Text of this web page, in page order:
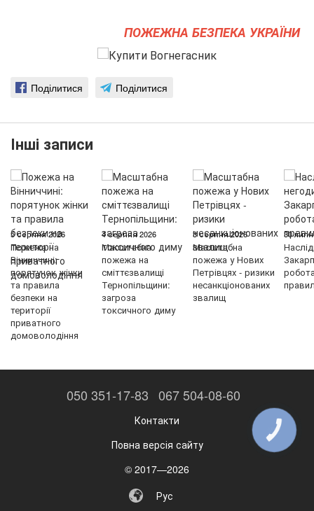
ПОЖЕЖНА БЕЗПЕКА УКРАЇНИ
Поділитися Поділитися
Інші записи
5 серпня 2026
Пожежа на
Вінниччині:
порятунок жінки
та правила
безпеки на
території
приватного
домоволодіння
4 серпня 2026
Масштабна
пожежа на
сміттєзвалищі
Тернопільщини:
загроза
токсичного диму
3 серпня 2026
Масштабна
пожежа у Нових
Петрівцях - ризики
несанкціонованих
звалищ
30
050 351-17-83 067 504-08-60
Контакти
Повна версія сайту
© 2017—2026
Рус
КНОПКА
ЗВ'ЯЗКУ